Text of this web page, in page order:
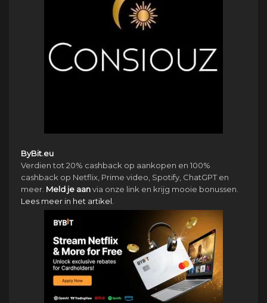
ByBit.eu
Verdien tot 20% cashback op aankopen en 100%
cashback op Netflix, Prime video, Spotify, ChatGPT en
meer. Meld je aanvia onze link en krijg mooie bonussen.
Lees meer in het artikel.